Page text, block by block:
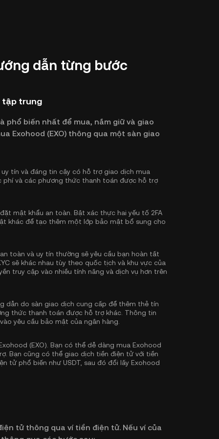
dẫn từng bước
tập trung
phổ biến nhất để mua, nắm giữ và giao
Exohood (EXO) thông qua một sàn giao
tín và đáng tin cậy có hỗ trợ giao dịch mua
phí và các phương thức thanh toán được hỗ trợ
mật khẩu an toàn. Bật xác thực hai yếu tố 2FA
khác để tạo thêm một lớp bảo mật bổ sung cho
toàn và uy tín thường sẽ yêu cầu bạn hoàn tất
sẽ khác nhau tùy theo quốc tịch và khu vực của
truy cập vào nhiều tính năng và dịch vụ hơn trên
dẫn do sàn giao dịch cung cấp để thêm thẻ tín
thức thanh toán được hỗ trợ khác. Thông tin
yêu cầu bảo mật của ngân hàng.
(EXO). Bạn có thể dễ dàng mua Exohood
Bạn cũng có thể giao dịch tiền điện tử với tiền
tử phổ biến như USDT , sau đó đổi lấy Exohood
tử thông qua ví tiền điện tử. Nếu ví của